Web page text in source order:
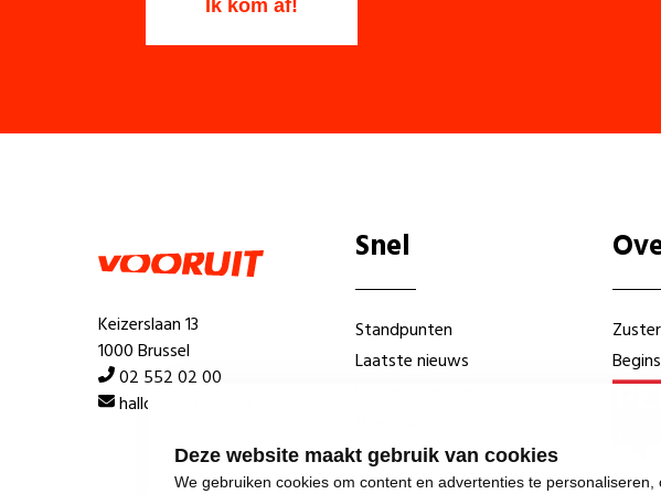
Deze website maakt gebruik van cookies
We gebruiken cookies om content en advertenties te
Keizerslaan 13
1000 Brussel
02 552 02 00
hallo@vooruit.org
Snel
Standpunten
Laatste nieuws